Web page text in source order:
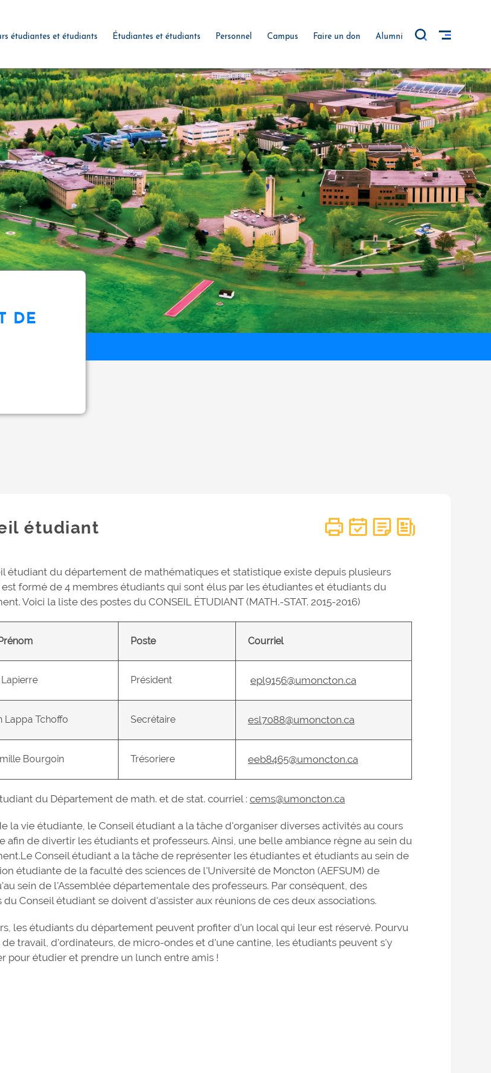
étudiantes et étudiants Étudiantes et étudiants Personnel Campus Faire un don Alumni
DE
étudiant
étudiant du département de mathématiques et statistique existe depuis plusieurs
est formé de 4 membres étudiants qui sont élus par les étudiantes et étudiants du
Voici la liste des postes du CONSEIL ÉTUDIANT (MATH.-STAT. 2015-2016)
Poste Courriel
Président epl9156@umoncton.ca
Lappa Tchoffo Secrétaire esl7088@umoncton.ca
Bourgoin Trésoriere eeb8465@umoncton.ca
du Département de math. et de stat. courriel :cems@umoncton.ca
la vie étudiante, le Conseil étudiant a la tâche d'organiser diverses activités au cours
afin de divertir les étudiants et professeurs. Ainsi, une belle ambiance règne au sein du
Conseil étudiant a la tâche de représenter les étudiantes et étudiants au sein de
étudiante de la faculté des sciences de l'Université de Moncton (AEFSUM) de
sein de l'Assemblée départementale des professeurs. Par conséquent, des
du Conseil étudiant se doivent d'assister aux réunions de ces deux associations.
les étudiants du département peuvent profiter d'un local qui leur est réservé. Pourvu
travail, d'ordinateurs, de micro-ondes et d'une cantine, les étudiants peuvent s'y
pour étudier et prendre un lunch entre amis !